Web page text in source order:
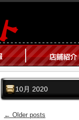
10月 2020
← Older posts